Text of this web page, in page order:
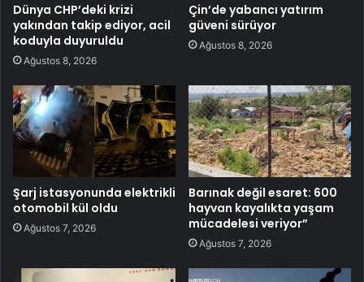
Dünya CHP’deki krizi
yakından takip ediyor, acil
koduyla duyuruldu
Ağustos 8, 2026
Çin’de yabancı yatırım
güveni sürüyor
Ağustos 8, 2026
Şarj istasyonunda elektrikli
otomobil kül oldu
Ağustos 7, 2026
Barınak değil esaret: 600
hayvan kayalıkta yaşam
mücadelesi veriyor”
Ağustos 7, 2026